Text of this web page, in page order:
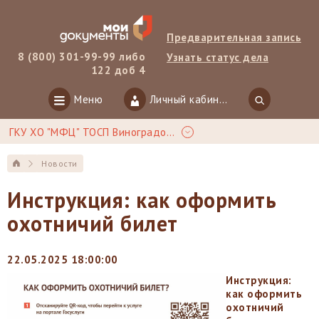
8 (800) 301-99-99 либо
122 доб 4
Предварительная запись
Узнать статус дела
Меню Личный кабинет
ГКУ ХО "МФЦ" ТОСП Виноградово
Новости
Инструкция: как оформить
охотничий билет
22.05.2025 18:00:00
Инструкция:
как оформить
охотничий